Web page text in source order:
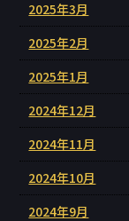
2025年3月
2025年2月
2025年1月
2024年12月
2024年11月
2024年10月
2024年9月